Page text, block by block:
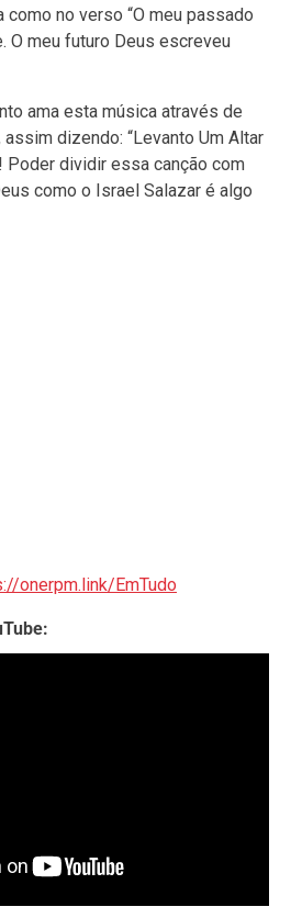
no verso “O meu passado
O meu futuro Deus escreveu
ama esta música através de
dizendo: “Levanto Um Altar
Poder dividir essa canção com
como o Israel Salazar é algo
onerpm.link/EmTudo